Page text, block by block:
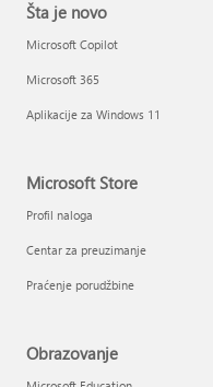
Šta je novo
Microsoft Copilot
Microsoft 365
Aplikacije za Windows 11
Microsoft Store
Profil naloga
Centar za preuzimanje
Praćenje porudžbine
Obrazovanje